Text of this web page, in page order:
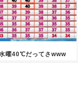
水曜40℃だってさwww